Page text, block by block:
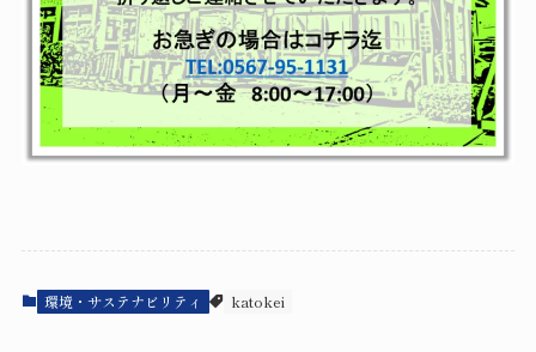
環境・サステナビリティ katokei